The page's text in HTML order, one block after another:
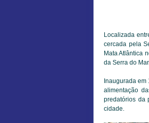
Localizada
cercada pela
Mata Atlântica
da Serra do
Inaugurada
alimentação
predatórios da
cidade.